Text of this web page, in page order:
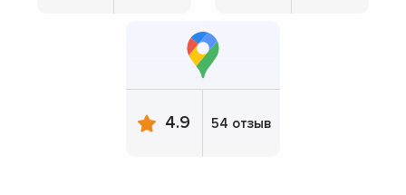
4.9 54 отзыв